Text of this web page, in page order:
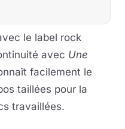
le label rock
avec Une
facilement le
taillées pour la
travaillées.